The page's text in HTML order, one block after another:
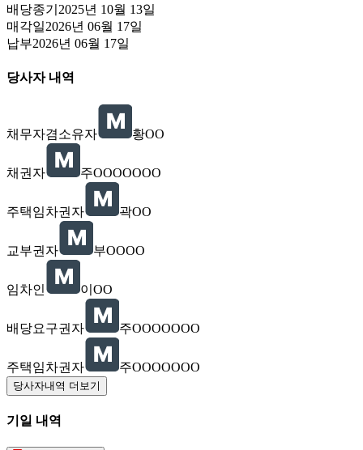
배당종기 2025년 10월 13일
매각일2026년 06월 17일
납부2026년 06월 17일
당사자 내역
채무자겸소유자 황OO
채권자 주OOOOOOO
주택임차권자 곽OO
교부권자 부OOOO
임차인 이OO
배당요구권자 주OOOOOOO
주택임차권자 주OOOOOOO
당사자내역 더보기
기일 내역